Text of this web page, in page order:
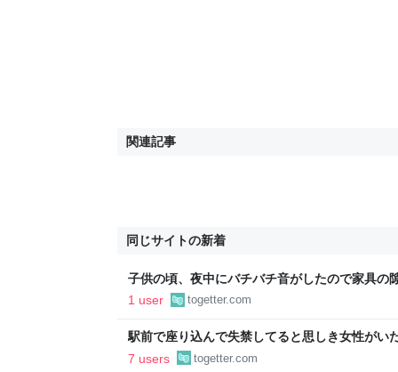
関連記事
同じサイトの新着
子供の頃、夜中にバチバチ音がしたので家具の
ていた「いや、こっわ！」
1 user togetter.com
駅前で座り込んで失禁してると思しき女性がい
警察と救急を呼んでそばで見守っていたら、急
7 users togetter.com